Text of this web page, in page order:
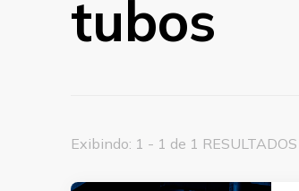
tubos
Exibindo: 1 - 1 de 1 RESULTADOS